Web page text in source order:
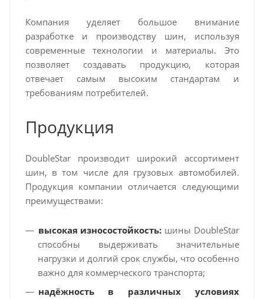
Компания уделяет большое внимание
разработке и производству шин, используя
современные технологии и материалы. Это
позволяет создавать продукцию, которая
отвечает самым высоким стандартам и
требованиям потребителей.
Продукция
DoubleStar производит широкий ассортимент
шин, в том числе для грузовых автомобилей.
Продукция компании отличается следующими
преимуществами:
высокая износостойкость: шины DoubleStar
способны выдерживать значительные
нагрузки и долгий срок службы, что особенно
важно для коммерческого транспорта;
надёжность в различных условиях